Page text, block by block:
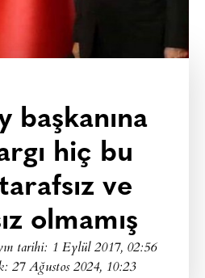
başkanına
hiç bu
ve
olmamış
tarihi: 1 Eylül 2017, 02:56
27 Ağustos 2024, 10:23